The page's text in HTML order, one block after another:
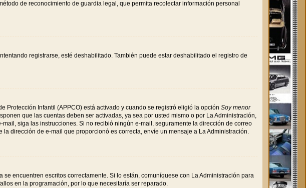
de reconocimiento de guardia legal, que permita recolectar información personal
registrarse, esté deshabilitado. También puede estar deshabilitado el registro de
Protección Infantil (APPCO) está activado y cuando se registró eligió la opción Soy menor
que las cuentas deben ser activadas, ya sea por usted mismo o por La Administración,
siga las instrucciones. Si no recibió ningún e-mail, seguramente la dirección de correo
dirección de e-mail que proporcionó es correcta, envíe un mensaje a La Administración.
encuentren escritos correctamente. Si lo están, comuníquese con La Administración para
en la programación, por lo que necesitaría ser reparado.